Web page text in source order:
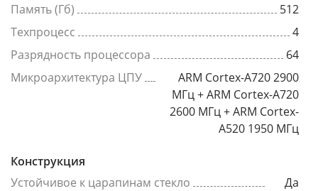
Память (Гб)
512
Техпроцесс
4
Разрядность процессора
64
Микроархитектура ЦПУ
ARM Cortex-A720 2900
МГц + ARM Cortex-A720
2600 МГц + ARM Cortex-
A520 1950 МГц
Конструкция
Устойчивое к царапинам стекло
Да